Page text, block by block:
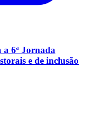
6ª Jornada
e de inclusão